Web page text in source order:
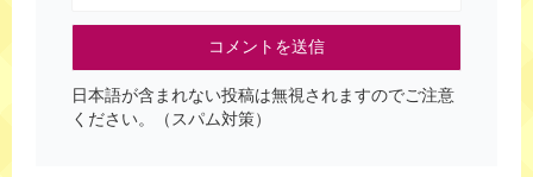
日本語が含まれない投稿は無視されますのでご注意
ください。（スパム対策）